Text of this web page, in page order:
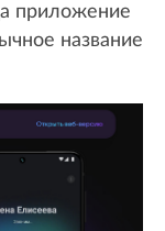
приложение
название